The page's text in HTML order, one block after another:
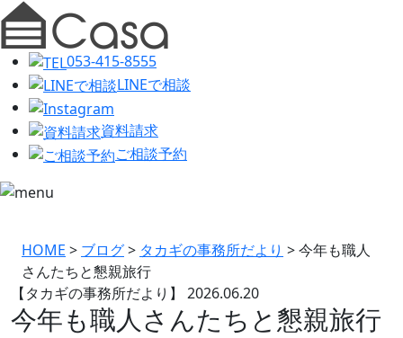
053-415-8555
LINEで相談
資料請求
ご相談予約
HOME > ブログ> タカギの事務所だより >今年も職人
さんたちと懇親旅行
【タカギの事務所だより】 2026.06.20
今年も職人さんたちと懇親旅行